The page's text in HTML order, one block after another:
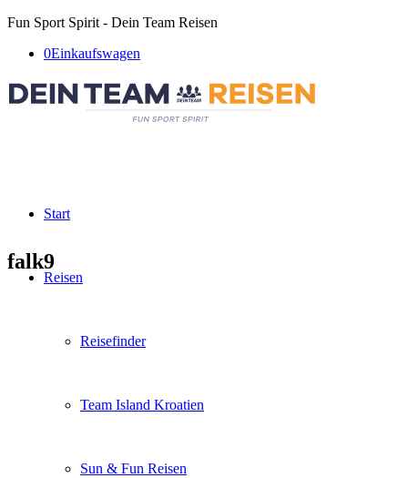
Fun Sport Spirit - Dein Team Reisen
0Einkaufswagen
Start
Reisen
Reisefinder
Team Island Kroatien
Sun & Fun Reisen
falk9